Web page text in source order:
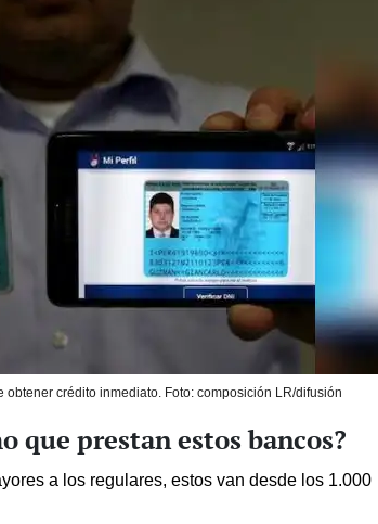
crédito inmediato. Foto: composición LR/difusión
que prestan estos bancos?
a los regulares, estos van desde los 1.000